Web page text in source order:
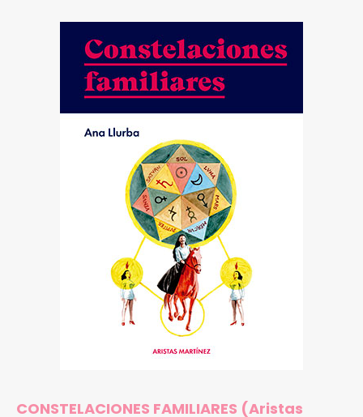
CONSTELACIONES FAMILIARES (Aristas